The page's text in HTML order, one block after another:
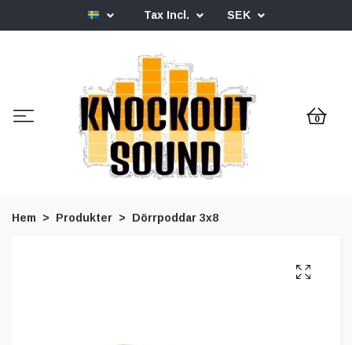
Tax Incl. SEK
0
Hem Produkter Dörrpoddar 3x8